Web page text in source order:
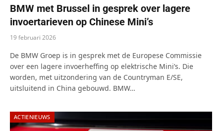
BMW met Brussel in gesprek over lagere
invoertarieven op Chinese Mini’s
19 februari 2026
De BMW Groep is in gesprek met de Europese Commissie
over een lagere invoerheffing op elektrische Mini’s. Die
worden, met uitzondering van de Countryman E/SE,
uitsluitend in China gebouwd. BMW…
ACTIENIEUWS